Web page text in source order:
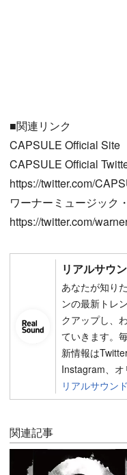
■関連リンク
CAPSULE Official
CAPSULE Official
https://twitter.com/
ワーナーミュージック
https://twitter.com/
リアルサウ
あなたが知り
ンの最新トレ
クアップし、
ていきます。
新情報は
Instagram、オ
リアルサウン
関連記事